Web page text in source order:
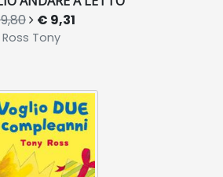
€ 9,31
Ross Tony